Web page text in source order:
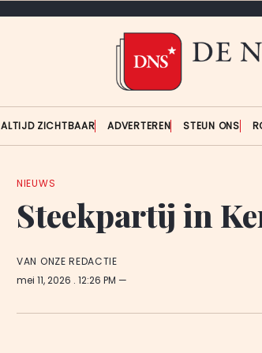
ALTIJD ZICHTBAAR ADVERTEREN STEUN ONS
NIEUWS
Steekpartij in
VAN ONZE REDACTIE
mei 11, 2026 . 12:26 PM